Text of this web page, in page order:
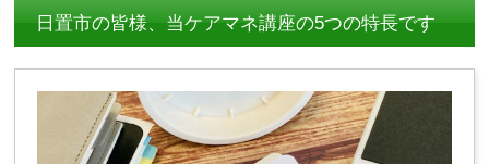
日置市の皆様、当ケアマネ講座の5つの特長です